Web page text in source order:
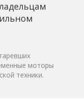
моторы
техники.